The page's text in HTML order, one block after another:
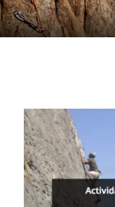
Ver
imagen
más
grande